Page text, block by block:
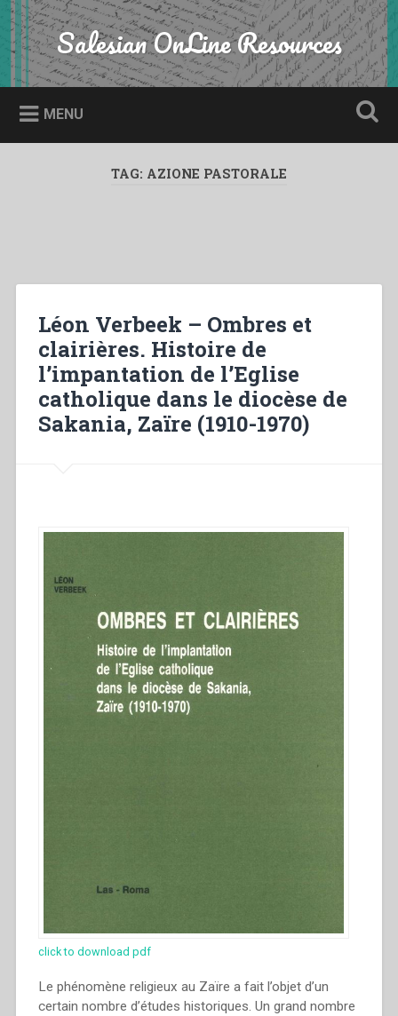
Skip
to
content
Search Salesian OnLine Resources
MENU
TAG: AZIONE PASTORALE
Léon Verbeek – Ombres et
clairières. Histoire de
l’impantation de l’Eglise
catholique dans le diocèse de
Sakania, Zaïre (1910-1970)
click to download pdf
Le phénomène religieux au Zaïre a fait l’objet d’un
certain nombre d’études historiques. Un grand nombre